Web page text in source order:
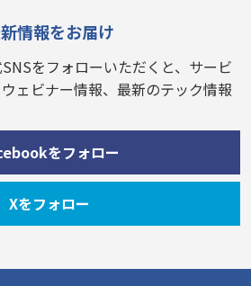
情報をお届け
をフォローいただくと、サービ
ェビナー情報、最新のテック情報
をフォロー
Xをフォロー